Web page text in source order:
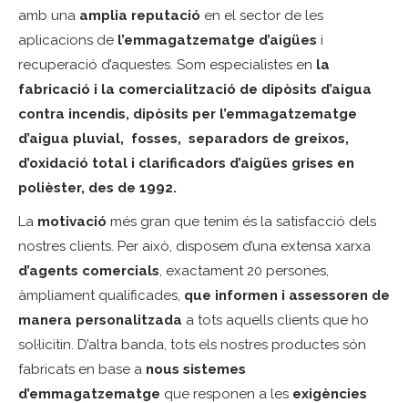
amb una amplia reputació en el sector de les
aplicacions de l’emmagatzematge d’aigües i
recuperació d’aquestes. Som especialistes en la
fabricació i la comercialització de dipòsits d’aigua
contra incendis, dipòsits per l’emmagatzematge
d’aigua pluvial, fosses, separadors de greixos,
d’oxidació total i clarificadors d’aigües grises en
polièster, des de 1992.
La motivació més gran que tenim és la satisfacció dels
nostres clients. Per això, disposem d’una extensa xarxa
d’agents comercials, exactament 20 persones,
àmpliament qualificades, que informen i assessoren de
manera personalitzada a tots aquells clients que ho
sol·licitin. D’altra banda, tots els nostres productes són
fabricats en base a nous sistemes
d’emmagatzematge que responen a les exigències